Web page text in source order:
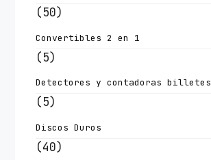
(50)
Convertibles 2 en 1
(5)
Detectores y contadoras billetes
(5)
Discos Duros
(40)